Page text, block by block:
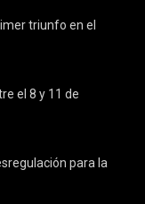
triunfo en el
el 8 y 11 de
para la